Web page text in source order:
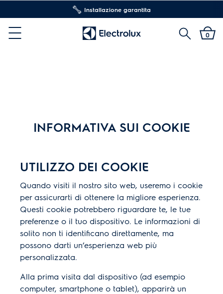
Installazione garantita
Menu
Cerca 0
INFORMATIVA SUI COOKIE
UTILIZZO DEI COOKIE
Quando visiti il nostro sito web, useremo i cookie
per assicurarti di ottenere la migliore esperienza.
Questi cookie potrebbero riguardare te, le tue
preferenze o il tuo dispositivo. Le informazioni di
solito non ti identificano direttamente, ma
possono darti un’esperienza web più
personalizzata.
Alla prima visita dal dispositivo (ad esempio
computer, smartphone o tablet), apparirà un